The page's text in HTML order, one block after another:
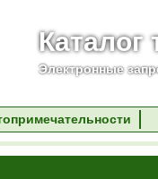
Каталог
Электронные